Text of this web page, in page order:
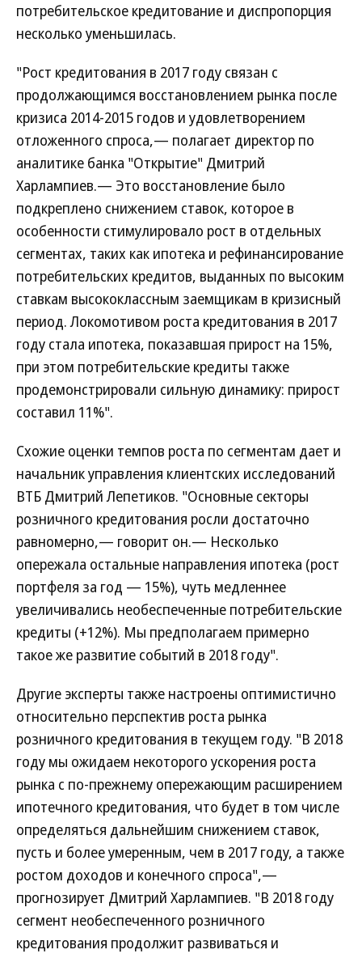
потребительское кредитование и диспропорция
несколько уменьшилась.
"Рост кредитования в 2017 году связан с
продолжающимся восстановлением рынка после
кризиса 2014-2015 годов и удовлетворением
отложенного спроса,— полагает директор по
аналитике банка "Открытие" Дмитрий
Харлампиев.— Это восстановление было
подкреплено снижением ставок, которое в
особенности стимулировало рост в отдельных
сегментах, таких как ипотека и рефинансирование
потребительских кредитов, выданных по высоким
ставкам высококлассным заемщикам в кризисный
период. Локомотивом роста кредитования в 2017
году стала ипотека, показавшая прирост на 15%,
при этом потребительские кредиты также
продемонстрировали сильную динамику: прирост
составил 11%".
Схожие оценки темпов роста по сегментам дает и
начальник управления клиентских исследований
ВТБ Дмитрий Лепетиков. "Основные секторы
розничного кредитования росли достаточно
равномерно,— говорит он.— Несколько
опережала остальные направления ипотека (рост
портфеля за год — 15%), чуть медленнее
увеличивались необеспеченные потребительские
кредиты (+12%). Мы предполагаем примерно
такое же развитие событий в 2018 году".
Другие эксперты также настроены оптимистично
относительно перспектив роста рынка
розничного кредитования в текущем году. "В 2018
году мы ожидаем некоторого ускорения роста
рынка с по-прежнему опережающим расширением
ипотечного кредитования, что будет в том числе
определяться дальнейшим снижением ставок,
пусть и более умеренным, чем в 2017 году, а также
ростом доходов и конечного спроса",—
прогнозирует Дмитрий Харлампиев. "В 2018 году
сегмент необеспеченного розничного
кредитования продолжит развиваться и